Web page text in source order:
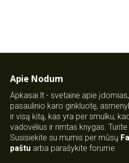
Apie Nodum
Apkasai.lt - svetainė apie
pasaulinio karo ginkluotę,
ir visą kitą, kas yra per smulku,
vadovėlius ir rimtas knygas.
Susisiekite su mumis per mūsų
paštu arba parašykite forume.